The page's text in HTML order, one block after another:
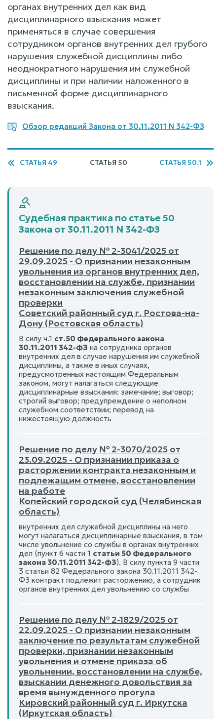
органах внутренних дел как вид
дисциплинарного взыскания может
применяться в случае совершения
сотрудником органов внутренних дел грубого
нарушения служебной дисциплины либо
неоднократного нарушения им служебной
дисциплины и при наличии наложенного в
письменной форме дисциплинарного
взыскания.
Обзор редакций Закона от 30.11.2011 N 342-ФЗ
СТАТЬЯ 49 СТАТЬЯ 50 СТАТЬЯ 50.1
Судебная практика по статье 50
Закона от 30.11.2011 N 342-ФЗ
Решение по делу № 2-3041/2025 от
29.09.2025 - О признании незаконным
увольнения из органов внутренних дел,
восстановлении на службе, признании
незаконным заключения служебной
проверки
Советский районный суд г. Ростова-на-
Дону (Ростовская область)
В силу ч.1 ст.50 Федерального закона
30.11.2011 342-ФЗ на сотрудника органов
внутренних дел в случае нарушения им служебной
дисциплины, а также в иных случаях,
предусмотренных настоящим Федеральным
законом, могут налагаться следующие
дисциплинарные взыскания: замечание; выговор;
строгий выговор; предупреждение о неполном
служебном соответствии; перевод на
нижестоящую должность
Решение по делу № 2-3070/2025 от
23.09.2025 - О признании приказа о
расторжении контракта незаконным и
подлежащим отмене, восстановлении
на работе
Копейский городской суд (Челябинская
область)
внутренних дел служебной дисциплины на него
могут налагаться дисциплинарные взыскания, в том
числе увольнение со службы в органах внутренних
дел (пункт 6 части 1 статьи 50 Федерального
закона 30.11.2011 342-ФЗ). В силу пункта 9 части
3 статьи 82 Федерального закона 30.11.2011 342-
ФЗ контракт подлежит расторжению, а сотрудник
органов внутренних дел увольнению со службы
Решение по делу № 2-1829/2025 от
22.09.2025 - О признании незаконным
заключение по результатам служебной
проверки, признании незаконным
увольнения и отмене приказа об
увольнении, восстановлении на службе,
взыскании денежного довольствия за
время вынужденного прогула
Кировский районный суд г. Иркутска
(Иркутская область)